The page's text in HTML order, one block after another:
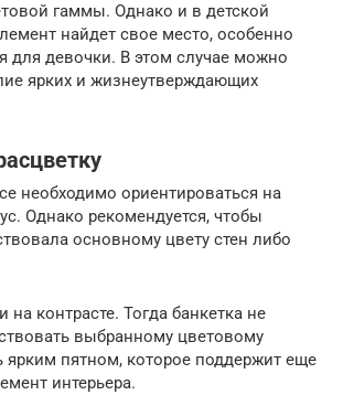
гаммы. Однако и в детской
найдет свое место, особенно
для девочки. В этом случае можно
ярких и жизнеутверждающих
необходимо ориентироваться на
Однако рекомендуется, чтобы
основному цвету стен либо
контрасте. Тогда банкетка не
выбранному цветовому
пятном, которое поддержит еще
интерьера.